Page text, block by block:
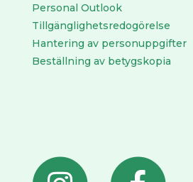
Personal Outlook
Tillgänglighetsredogörelse
Hantering av personuppgifter
Beställning av betygskopia